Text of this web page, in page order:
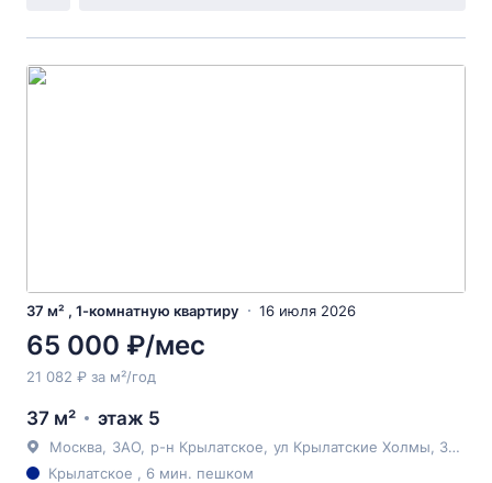
37 м² , 1-комнатную квартиру 16 июля 2026
65 000 ₽/мес
21 082 ₽ за м²/год
37 м² этаж 5
Москва ЗАО р-н Крылатское ул Крылатские Холмы , 36к2
Крылатское , 6 мин. пешком